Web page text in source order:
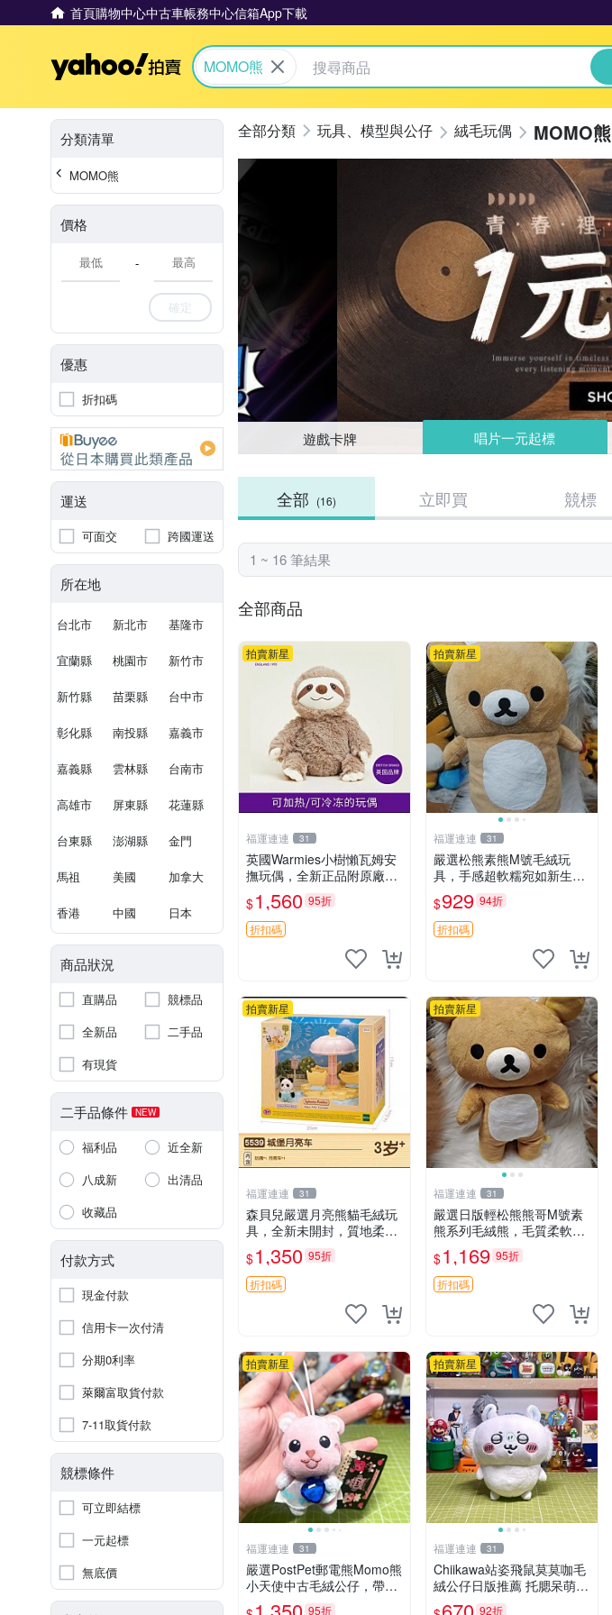
首頁購物中心中古車帳務中心信箱App下載
Yahoo拍賣
MOMO熊
分類清單
MOMO熊
價格
-
確定
優惠
折扣碼
運送
可面交 跨國運送
所在地
台北市 新北市 基隆市
宜蘭縣 桃園市 新竹市
新竹縣 苗栗縣 台中市
彰化縣 南投縣 嘉義市
嘉義縣 雲林縣 台南市
高雄市 屏東縣 花蓮縣
台東縣 澎湖縣 金門
馬祖 美國 加拿大
香港 中國 日本
商品狀況
直購品
競標品
全新品
二手品
有現貨
二手品條件 NEW
福利品
近全新
八成新
出清品
收藏品
付款方式
現金付款
信用卡一次付清
分期0利率
萊爾富取貨付款
7-11取貨付款
競標條件
可立即結標
一元起標
無底價
玩具、模型與公仔 絨毛玩偶 MOMO熊
遊戲卡牌 唱片一元起標
全部 (16) 立即買 競標
1 ~ 16 筆結果
全部商品
拍賣新星
福運連連 31
英國Warmies小樹懶瓦姆安
撫玩偶，全新正品附原廠吊
牌與防塵袋，內藏薰衣草可
加熱，適合各個年齡層，冷
暖兩用享受抱抱樂趣，不容
錯過嚴選好物 溫暖 冷感
$1,560 95折
折扣碼
拍賣新星
福運連連 31
嚴選松熊素熊M號毛絨玩
具，手感超軟糯宛如新生，
細節精緻完美無瑕，推薦送
禮或珍藏，中古狀態保養得
宜。 松熊 素熊 毛絨doll
$929 94折
折扣碼
拍賣新星
福運連連 31
森貝兒嚴選月亮熊貓毛絨玩
具，全新未開封，質地柔軟
適合收藏 月亮熊貓 毛絨玩
具 新款 儲倉直銷
$1,350 95折
折扣碼
拍賣新星
福運連連 31
嚴選日版輕松熊熊哥M號素
熊系列毛絨熊，毛質柔軟，
精緻可愛，尺寸35cm，保
存狀態優異。收藏或贈送皆
為佳選。 中古 毛絨熊 毛玩
偶
$1,169 95折
折扣碼
拍賣新星
福運連連 31
嚴選PostPet郵電熊Momo熊
小天使中古毛絨公仔，帶標
牌保存完好。絕版稀有少見
95折
拍賣新星
福運連連 31
Chiikawa站姿飛鼠莫莫咖毛
絨公仔日版推薦 托腮呆萌可
愛 15cm豆袋底部 當代嚴選
92折